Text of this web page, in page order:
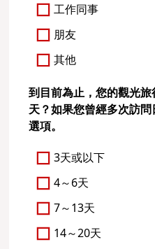
工作同事
朋友
其他
到目前為止，您的觀光
天？如果您曾經多次訪
選項。
3天或以下
4～6天
7～13天
14～20天